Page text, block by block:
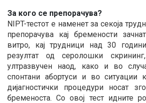
За кого се препорачува?
NIPT-тестот е наменет за секоја
препорачува кај бремености
витро, кај трудници над 30
резултат од серолошки
ултразвучен наод, како и во
спонтани абортуси и во ситуации
дијагностички процедури носат
бременоста. Со овој тест идните